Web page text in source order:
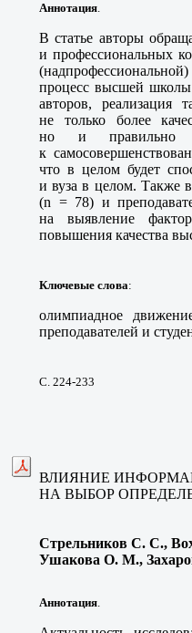
Аннотация.
В статье авторы
и профессиональных
процесс высшей
авторов, реализация
не только более
но и правильно
к
что в целом будет
и вуза в целом. Также
(n = 78) и
на выявление
повышения качества
Ключевые слова:
олимпиадное
преподавателей и
С. 224-233
ВЛИЯНИЕ
НА ВЫБОР
Стрельников С. С.,
Ушакова О. М.,
Аннотация.